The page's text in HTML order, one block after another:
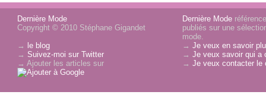
Dernière Mode
Copyright © 2010 Stéphane Gigandet
→ le blog
→ Suivez-moi sur Twitter
→ Ajouter les articles sur
Dernière Mode
publiés sur une
mode.
→Je veux en savoir
→Je veux savoir qui a
→Je veux contacter le